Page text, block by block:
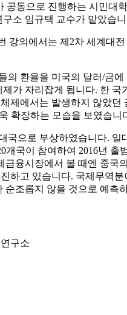
동으로 진행하는 시민
소 임규택 교수가 맡았습
강의에서는 제2차 세계대
환율을 미국의 달러/금
가 자리잡게 됩니다. 한
제에서는 발생하지 않았
확장하는 모습을 보였습니
국으로 부상하였습니다.
국이 참여하여 2016년
융시장에서 볼 때엔 중
하고 있습니다. 국제무역
조롭지 않을 것으로 예측
구소